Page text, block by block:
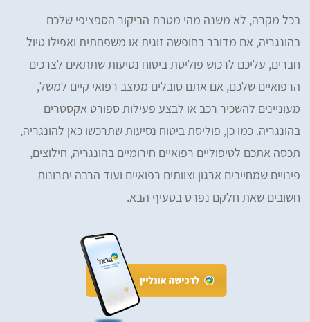
בכל מקרה, לא משנה מהי מטרת הביקור הספציפי שלכם
בהונגריה, אם מדובר בחופשה זוגית או משפחתית ואפילו טיול
חברים, עליכם לרכוש פוליסת ביטוח נסיעות שתתאים לצרכים
הרפואיים שלכם, אם אתם סובלים ממצב רפואי קיים למשל,
מעוניינים להשכיר רכב או לבצע פעילות ספורט אקסטרים
בהונגריה. כמו כן, פוליסת ביטוח נסיעות שתרכשו כאן להונגריה,
תכסה אתכם לטיפוליים רפואיים חירומיים בהונגריה, חילוצים,
פינויים שמחייבים ארגון וצוותים רפואיים ועוד הרבה יתרונות
חשובים שאת חלקם נפרט בסעיף הבא.